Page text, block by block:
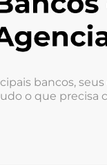
bancos,
o que precisa